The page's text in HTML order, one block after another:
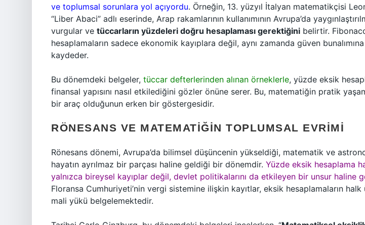
ve toplumsal sorunlara yol açıyordu. Örneğin, 13. yüzyıl İtalyan matematikçisi
“Liber Abaci” adlı eserinde, Arap rakamlarının kullanımının Avrupa’da
vurgular ve tüccarların yüzdeleri doğru hesaplaması gerektiğini belirtir.
hesaplamaların sadece ekonomik kayıplara değil, aynı zamanda güven bunalımına
kaydeder.
Bu dönemdeki belgeler, tüccar defterlerinden alınan örneklerle, yüzde eksik
finansal yapısını nasıl etkilediğini gözler önüne serer. Bu, matematiğin pratik
bir araç olduğunun erken bir göstergesidir.
RÖNESANS VE MATEMATIĞIN TOPLUMSAL EVRIMI
Rönesans dönemi, Avrupa’da bilimsel düşüncenin yükseldiği, matematik ve
hayatın ayrılmaz bir parçası haline geldiği bir dönemdir. Yüzde eksik hesaplama
yalnızca bireysel kayıplar değil, devlet politikalarını da etkileyen bir unsur haline
Floransa Cumhuriyeti’nin vergi sistemine ilişkin kayıtlar, eksik hesaplamaların halk
mali yükü belgelemektedir.